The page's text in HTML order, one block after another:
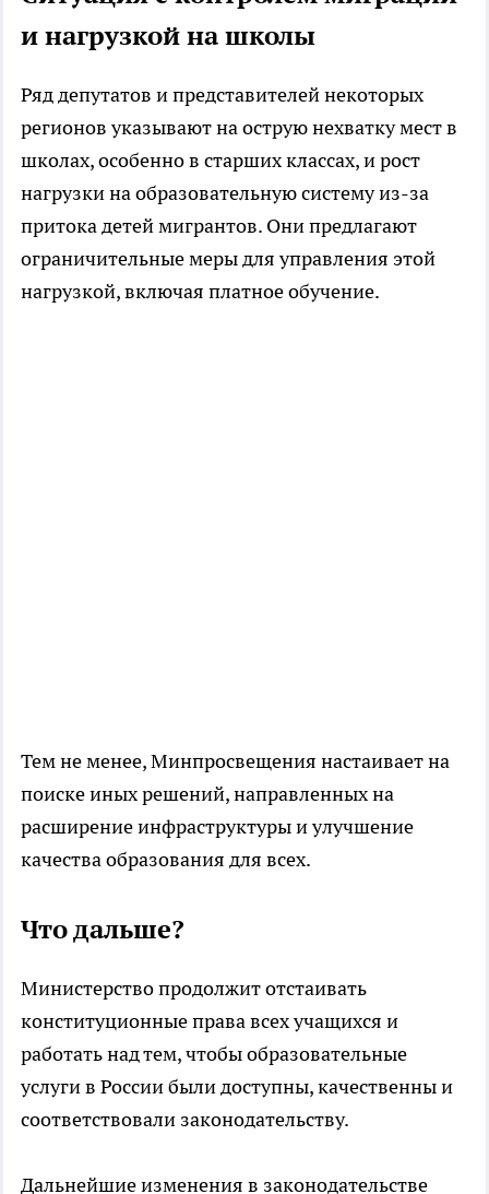
и нагрузкой на школы
Ряд депутатов и представителей некоторых
регионов указывают на острую нехватку мест в
школах, особенно в старших классах, и рост
нагрузки на образовательную систему из-за
притока детей мигрантов. Они предлагают
ограничительные меры для управления этой
нагрузкой, включая платное обучение.
Тем не менее, Минпросвещения настаивает на
поиске иных решений, направленных на
расширение инфраструктуры и улучшение
качества образования для всех.
Что дальше?
Министерство продолжит отстаивать
конституционные права всех учащихся и
работать над тем, чтобы образовательные
услуги в России были доступны, качественны и
соответствовали законодательству.
Дальнейшие изменения в законодательстве